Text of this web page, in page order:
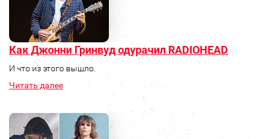
Как Джонни Гринвуд одурачил RADIOHEAD
И что из этого вышло.
Читать далее